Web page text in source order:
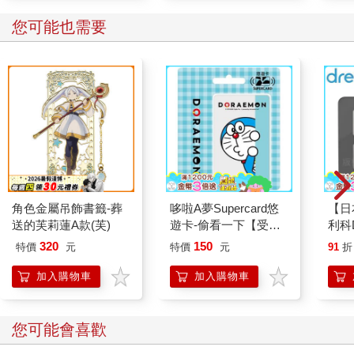
您可能也需要
角色金屬吊飾書籤-葬
送的芙莉蓮A款(芙)
特價 320 元
加入購物車
哆啦A夢Supercard悠
遊卡-偷看一下【受託
代銷】
特價 150 元
加入購物車
【
利
四
91 折
您可能會喜歡